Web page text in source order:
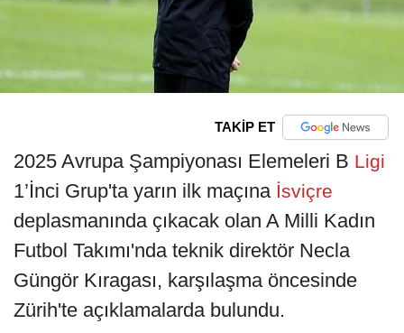
TAKİP ET
2025 Avrupa Şampiyonası Elemeleri B Ligi
1’İnci Grup'ta yarın ilk maçına İsviçre
deplasmanında çıkacak olan A Milli Kadın
Futbol Takımı'nda teknik direktör Necla
Güngör Kıragası, karşılaşma öncesinde
Zürih'te açıklamalarda bulundu.